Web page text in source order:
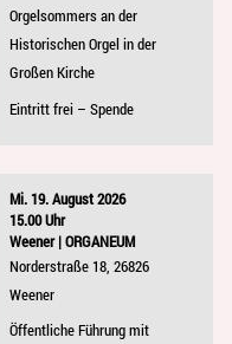
Orgelsommers an der
Historischen Orgel in der
Großen Kirche
Eintritt frei – Spende
Mi. 19. August 2026
15.00 Uhr
Weener | ORGANEUM
Norderstraße 18, 26826
Weener
Öffentliche Führung mit